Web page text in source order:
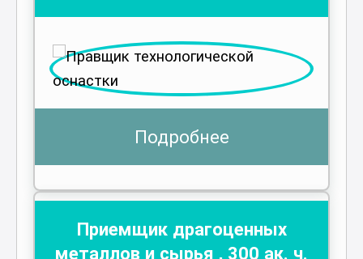
Подробнее
Приемщик драгоценных
металлов и сырья , 300 ак. ч.